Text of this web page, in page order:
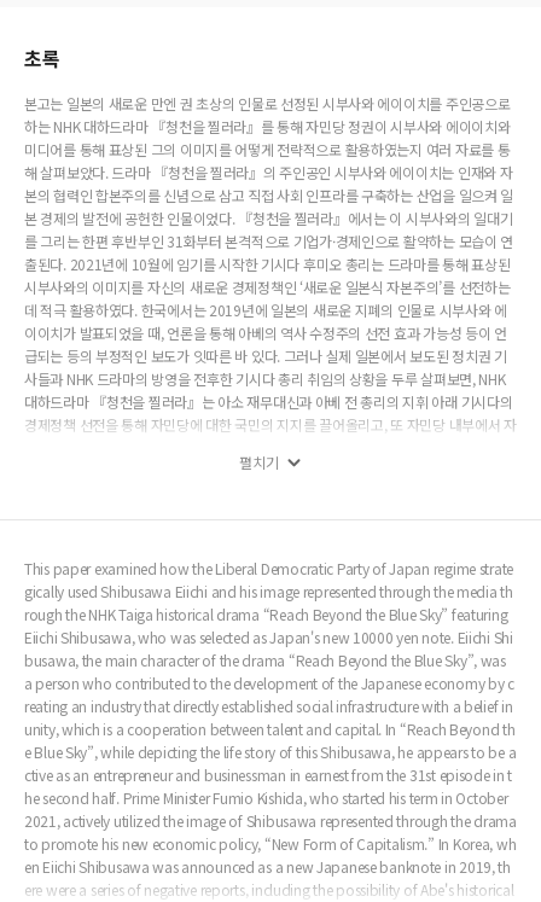
초록
본고는 일본의 새로운 만엔 권 초상의 인물로 선정된 시부사와 에이이치를 주인공으로
하는 NHK 대하드라마 『청천을 찔러라』를 통해 자민당 정권이 시부사와 에이이치와
미디어를 통해 표상된 그의 이미지를 어떻게 전략적으로 활용하였는지 여러 자료를 통
해 살펴보았다. 드라마 『청천을 찔러라』의 주인공인 시부사와 에이이치는 인재와 자
본의 협력인 합본주의를 신념으로 삼고 직접 사회 인프라를 구축하는 산업을 일으켜 일
본 경제의 발전에 공헌한 인물이었다. 『청천을 찔러라』에서는 이 시부사와의 일대기
를 그리는 한편 후반부인 31화부터 본격적으로 기업가·경제인으로 활약하는 모습이 연
출된다. 2021년에 10월에 임기를 시작한 기시다 후미오 총리는 드라마를 통해 표상된
시부사와의 이미지를 자신의 새로운 경제정책인 ‘새로운 일본식 자본주의’를 선전하는
데 적극 활용하였다. 한국에서는 2019년에 일본의 새로운 지폐의 인물로 시부사와 에
이이치가 발표되었을 때, 언론을 통해 아베의 역사 수정주의 선전 효과 가능성 등이 언
급되는 등의 부정적인 보도가 잇따른 바 있다. 그러나 실제 일본에서 보도된 정치권 기
사들과 NHK 드라마의 방영을 전후한 기시다 총리 취임의 상황을 두루 살펴보면, NHK
대하드라마 『청천을 찔러라』는 아소 재무대신과 아베 전 총리의 지휘 아래 기시다의
경제정책 선전을 통해 자민당에 대한 국민의 지지를 끌어올리고, 또 자민당 내부에서 자
동안 침체되었던 일본 경제와 사회의 분위기를 반전시키는 역할로 활용되었다고 볼 수
펼치기
This paper examined how the Liberal Democratic Party of Japan regime strate
gically used Shibusawa Eiichi and his image represented through the media th
rough the NHK Taiga historical drama “Reach Beyond the Blue Sky” featuring
Eiichi Shibusawa, who was selected as Japan's new 10000 yen note. Eiichi Shi
busawa, the main character of the drama “Reach Beyond the Blue Sky”, was
a person who contributed to the development of the Japanese economy by c
reating an industry that directly established social infrastructure with a belief in
unity, which is a cooperation between talent and capital. In “Reach Beyond th
e Blue Sky”, while depicting the life story of this Shibusawa, he appears to be a
ctive as an entrepreneur and businessman in earnest from the 31st episode in t
he second half. Prime Minister Fumio Kishida, who started his term in October
2021, actively utilized the image of Shibusawa represented through the drama
to promote his new economic policy, “New Form of Capitalism.” In Korea, wh
en Eiichi Shibusawa was announced as a new Japanese banknote in 2019, th
ere were a series of negative reports, including the possibility of Abe's historical